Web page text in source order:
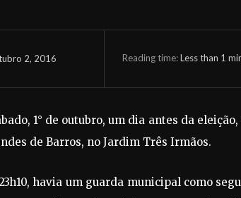
2, 2016 Reading time:Less than 1
1° de outubro, um dia antes da
de Barros, no Jardim Três Irmãos.
havia um guarda municipal como